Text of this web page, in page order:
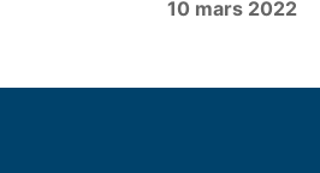
10 mars 2022